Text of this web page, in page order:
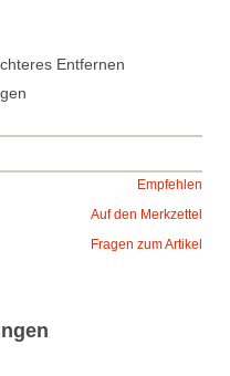
Entfernen
Empfehlen
Auf den Merkzettel
Fragen zum Artikel